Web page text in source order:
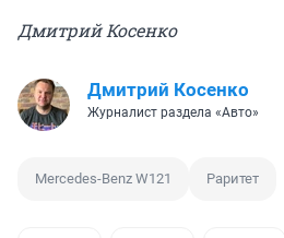
Дмитрий Косенко
Дмитрий Косенко
Журналист раздела «Авто»
Mercedes-Benz W121 Раритет